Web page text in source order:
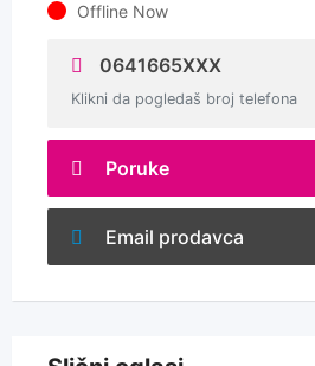
Offline Now
0641665XXX
Klikni da pogledaš broj telefona
Poruke
Email prodavca